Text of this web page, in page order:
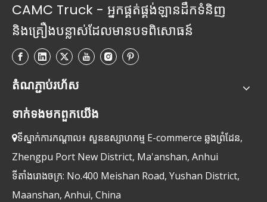
CAMC Truck - អ្នកផ្គត់ផ្គង់ឡានដឹកទំនិញ
និងគ្រឿងបន្លាស់ដែលមានបទពិសោធន៍
តំណ​ភ្ជាប់​រហ័ស
ទាក់ទង​មក​ពួក​យើង
ទីស្នាក់ការកណ្តាល៖ សួនឧស្សាហកម្ម E-commerce ឆ្លងព្រំដែន,
Zhengpu Port New District, Ma'anshan, Anhui
ទីតាំងរោងចក្រ: No.400 Meishan Road, Yushan District,
Maanshan, Anhui, China